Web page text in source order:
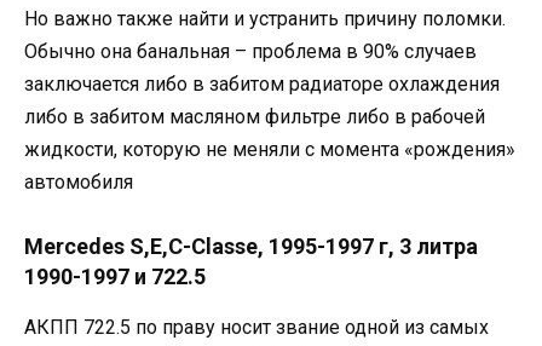
Но важно также найти и устранить причину поломки.
Обычно она банальная – проблема в 90% случаев
заключается либо в забитом радиаторе охлаждения
либо в забитом масляном фильтре либо в рабочей
жидкости, которую не меняли с момента «рождения»
автомобиля
Mercedes S,E,C-Classe, 1995-1997 г, 3 литра
1990-1997 и 722.5
АКПП 722.5 по праву носит звание одной из самых